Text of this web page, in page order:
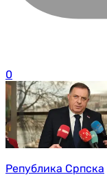
0
Република Српска